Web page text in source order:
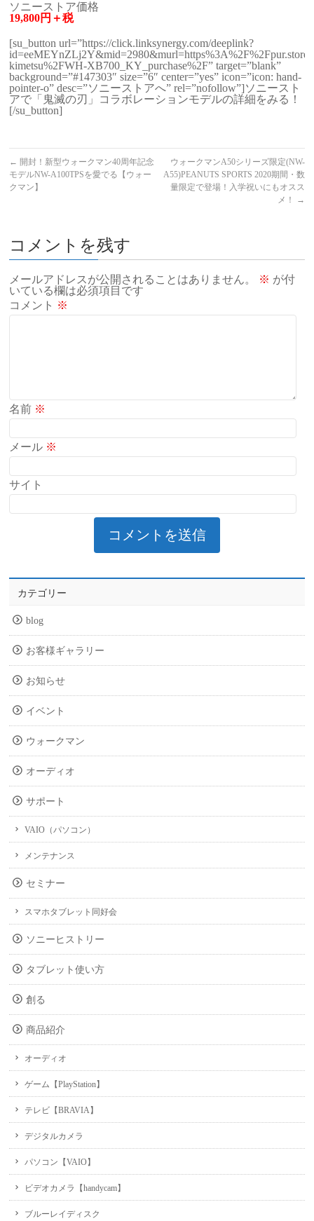
ソニーストア価格
19,800円＋税
[su_button url=”https://click.linksynergy.com/deeplink?
kimetsu%2FWH-XB700_KY_purchase%2F” target=”blank”
background=”#147303″ size=”6″ center=”yes” icon=”icon: hand-
pointer-o” desc=”ソニーストアへ” rel=”nofollow”]ソニースト
アで「鬼滅の刃」コラボレーションモデルの詳細をみる！
[/su_button]
← 開封！新型ウォークマン40周年記念
モデルNW-A100TPSを愛でる【ウォー
クマン】
ウォークマンA50シリーズ限定(NW-
A55)PEANUTS SPORTS 2020期間・数
量限定で登場！入学祝いにもオスス
メ！
→
コメントを残す
メールアドレスが公開されることはありません。 ※ が付
いている欄は必須項目です
コメント ※
名前 ※
メール ※
サイト
カテゴリー
blog
お客様ギャラリー
お知らせ
イベント
ウォークマン
オーディオ
サポート
VAIO（パソコン）
メンテナンス
セミナー
スマホタブレット同好会
ソニーヒストリー
タブレット使い方
創る
商品紹介
オーディオ
ゲーム【PlayStation】
テレビ【BRAVIA】
デジタルカメラ
パソコン【VAIO】
ビデオカメラ【handycam】
ブルーレイディスク